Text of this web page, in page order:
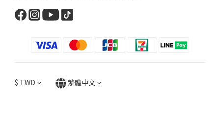
$ TWD 繁體中文